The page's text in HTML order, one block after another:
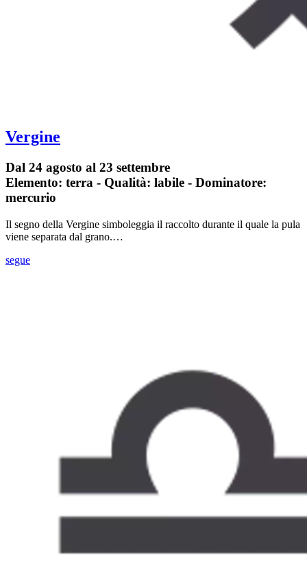
Vergine
Dal 24 agosto al 23 settembre
Elemento: terra - Qualità: labile - Dominatore:
mercurio
Il segno della Vergine simboleggia il raccolto durante il quale la pula
viene separata dal grano.…
segue